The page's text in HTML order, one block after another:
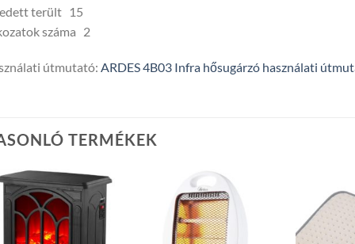
terült 15
száma 2
útmutató: ARDES 4B03 Infra hősugárzó használati
TERMÉKEK